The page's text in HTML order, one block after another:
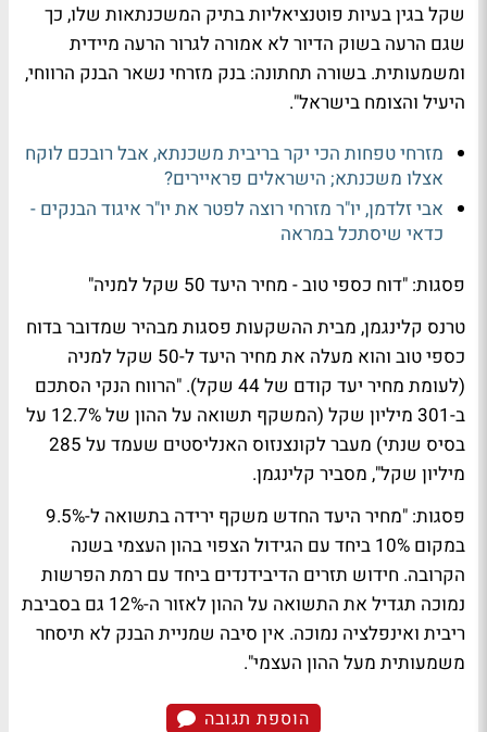
שקל בגין בעיות פוטנציאליות בתיק המשכנתאות שלו, כך
שגם הרעה בשוק הדיור לא אמורה לגרור הרעה מיידית
ומשמעותית. בשורה תחתונה: בנק מזרחי נשאר הבנק הרווחי,
היעיל והצומח בישראל".
מזרחי טפחות הכי יקר בריבית משכנתא, אבל רובכם לוקח
אצלו משכנתא; הישראלים פראיירים?
אבי זלדמן, יו"ר מזרחי רוצה לפטר את יו"ר איגוד הבנקים -
כדאי שיסתכל במראה
פסגות: "דוח כספי טוב - מחיר היעד 50 שקל למניה"
טרנס קלינגמן, מבית ההשקעות פסגות מבהיר שמדובר בדוח
כספי טוב והוא מעלה את מחיר היעד ל-50 שקל למניה
(לעומת מחיר יעד קודם של 44 שקל). "הרווח הנקי הסתכם
ב-301 מיליון שקל (המשקף תשואה על ההון של 12.7% על
בסיס שנתי) מעבר לקונצנזוס האנליסטים שעמד על 285
מיליון שקל", מסביר קלינגמן.
פסגות: "מחיר היעד החדש משקף ירידה בתשואה ל-9.5%
במקום 10% ביחד עם הגידול הצפוי בהון העצמי בשנה
הקרובה. חידוש תזרים הדיבידנדים ביחד עם רמת הפרשות
נמוכה תגדיל את התשואה על ההון לאזור ה-12% גם בסביבת
ריבית ואינפלציה נמוכה. אין סיבה שמניית הבנק לא תיסחר
משמעותית מעל ההון העצמי".
הוספת תגובה